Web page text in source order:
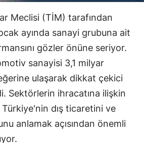
Diyarbakır
Edirne
Elazığ
Erzincan
Erzurum
Eskişehir
Meclisi (TİM) tarafından
ayında sanayi grubuna ait
gözler önüne seriyor.
sanayisi 3,1 milyar
ulaşarak dikkat çekici
Sektörlerin ihracatına ilişkin
Türkiye'nin dış ticaretini ve
anlamak açısından önemli